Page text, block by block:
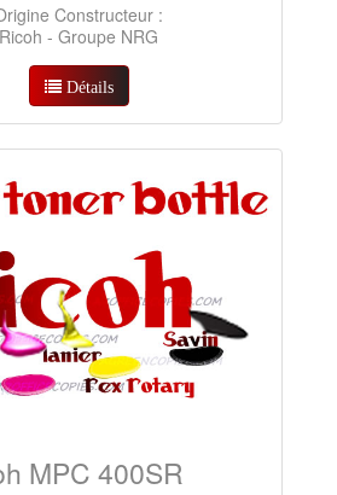
Constructeur :
Ricoh - Groupe NRG
Détails
MPC 400SR